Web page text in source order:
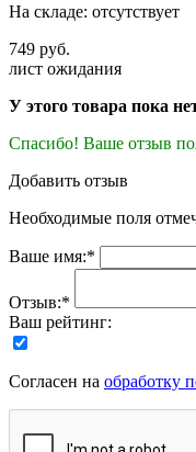
На складе: отсутствует
749 руб.
лист ожидания
У этого товара пока
Спасибо! Ваше отзыв
Добавить отзыв
Необходимые поля
Ваше имя:*
Отзыв:*
Ваш рейтинг:
Согласен на обработку